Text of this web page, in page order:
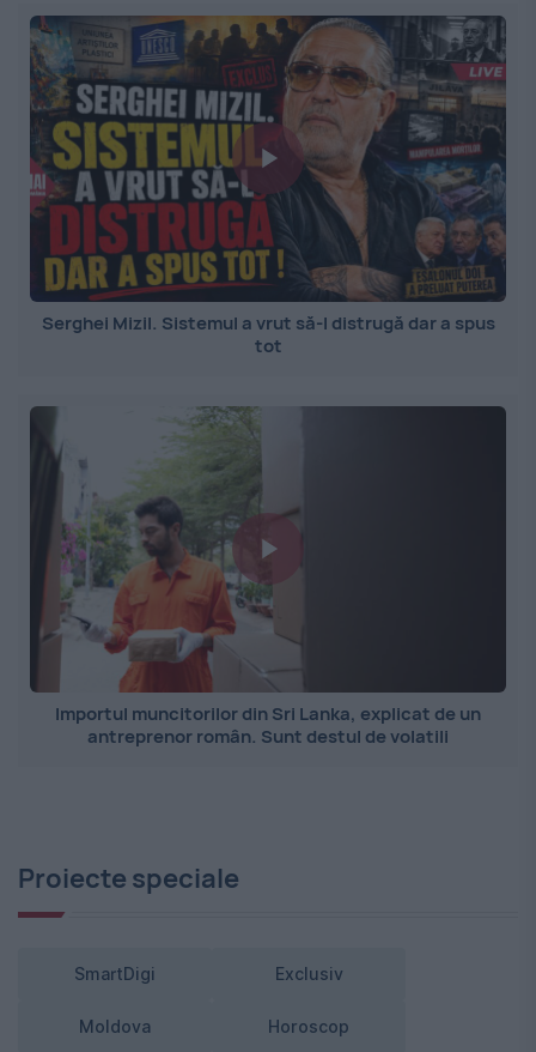
Serghei Mizil. Sistemul a vrut să-l distrugă dar a spus
tot
Importul muncitorilor din Sri Lanka, explicat de un
antreprenor român. Sunt destul de volatili
Proiecte speciale
SmartDigi Exclusiv
Moldova Horoscop